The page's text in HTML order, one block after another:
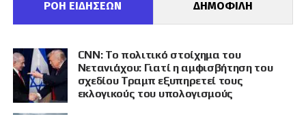
ΡΟΗ ΕΙΔΗΣΕΩΝ ΔΗΜΟΦΙΛΗ
CNN: Το πολιτικό στοίχημα του
Νετανιάχου: Γιατί η αμφισβήτηση του
σχεδίου Τραμπ εξυπηρετεί τους
εκλογικούς του υπολογισμούς